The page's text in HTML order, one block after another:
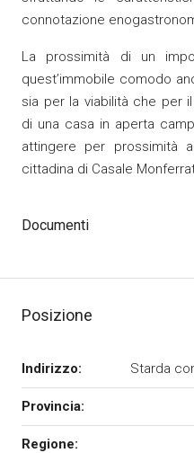
connotazione
La prossimità di un
quest’immobile comodo
sia per la viabilità che per
di una casa in aperta
attingere per prossimità
cittadina di Casale
Documenti
Posizione
Indirizzo: Starda
Provincia:
Regione: